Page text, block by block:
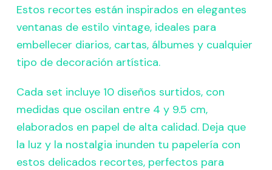
Estos recortes están inspirados en elegantes
ventanas de estilo vintage, ideales para
embellecer diarios, cartas, álbumes y cualquier
tipo de decoración artística.
Cada set incluye 10 diseños surtidos, con
medidas que oscilan entre 4 y 9.5 cm,
elaborados en papel de alta calidad. Deja que
la luz y la nostalgia inunden tu papelería con
estos delicados recortes, perfectos para